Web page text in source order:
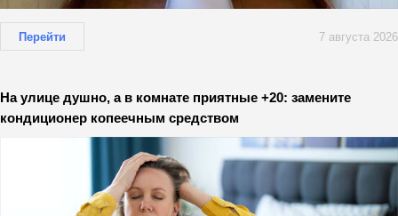
Перейти 7 августа 2026
На улице душно, а в комнате приятные +20: замените
кондиционер копеечным средством